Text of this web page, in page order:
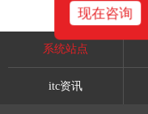
系统站点
itc资讯
现在咨询